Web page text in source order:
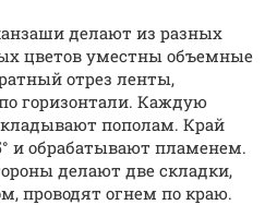
делают из разных
цветов уместны объемные
отрез ленты,
горизонтали. Каждую
пополам. Край
и обрабатывают пламенем.
делают две складки,
проводят огнем по краю.